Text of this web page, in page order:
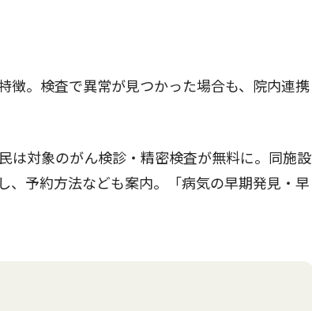
。検査で異常が見つかった場合も、院内連携
は対象のがん検診・精密検査が無料に。同施設
、予約方法なども案内。「病気の早期発見・早